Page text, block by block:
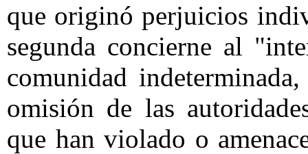
que originó perjuicios
segunda concierne al
comunidad
omisión de las
que han violado o